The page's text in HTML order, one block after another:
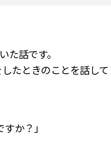
話です。
たときのことを話して
か？」